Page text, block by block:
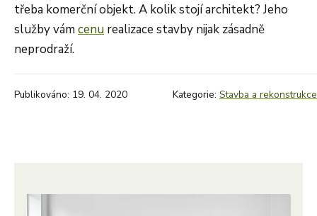
třeba komerční objekt. A kolik stojí architekt? Jeho
služby vám cenu realizace stavby nijak zásadně
neprodraží.
Publikováno: 19. 04. 2020 Kategorie: Stavba a rekonstrukce